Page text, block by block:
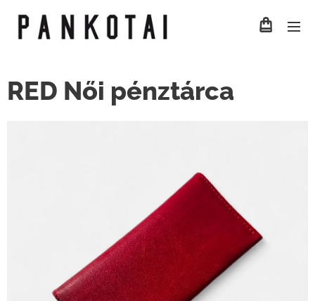
RED Női pénztárca